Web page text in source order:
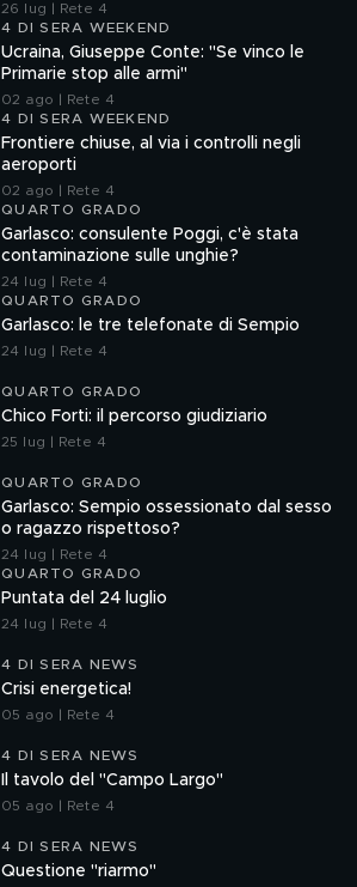
26 lug | Rete 4
4 DI SERA WEEKEND
Ucraina, Giuseppe Conte: "Se vinco le
Primarie stop alle armi"
02 ago | Rete 4
4 DI SERA WEEKEND
Frontiere chiuse, al via i controlli negli
aeroporti
02 ago | Rete 4
QUARTO GRADO
Garlasco: consulente Poggi, c'è stata
contaminazione sulle unghie?
24 lug | Rete 4
QUARTO GRADO
Garlasco: le tre telefonate di Sempio
24 lug | Rete 4
QUARTO GRADO
Chico Forti: il percorso giudiziario
25 lug | Rete 4
QUARTO GRADO
Garlasco: Sempio ossessionato dal sesso
o ragazzo rispettoso?
24 lug | Rete 4
QUARTO GRADO
Puntata del 24 luglio
24 lug | Rete 4
4 DI SERA NEWS
Crisi energetica!
05 ago | Rete 4
4 DI SERA NEWS
Il tavolo del "Campo Largo"
05 ago | Rete 4
4 DI SERA NEWS
Questione "riarmo"